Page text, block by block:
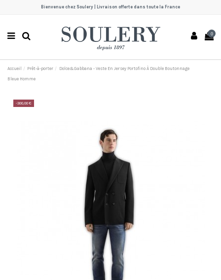
Bienvenue chez Soulery | Livraison offerte dans toute la France
0
Accueil Prêt-à-porter Dolce&Gabbana - Veste En Jersey Portofino À Double Boutonnage
Bleue Homme
-300,00 €